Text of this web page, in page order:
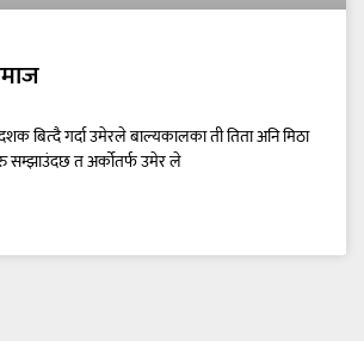
बित्दै गर्दा उमेरले बाल्यकालका ती तिता अनि मिठा
सम्झाउंदछ त अर्कोतर्फ उमेर ले